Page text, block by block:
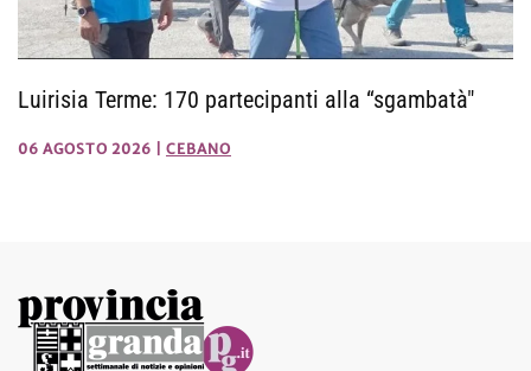
Luirisia Terme: 170 partecipanti alla “sgambatà"
06 AGOSTO 2026 CEBANO